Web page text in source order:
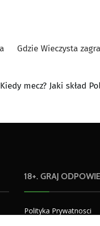
Gdzie Wieczysta
mecz? Jaki skład
18+. GRAJ
Polityka Prywatnosci